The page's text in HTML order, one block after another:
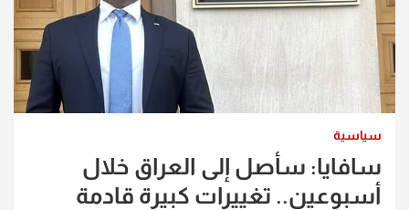
سياسية
سافايا: سأصل إلى العراق خلال
أسبوعين.. تغييرات كبيرة قادمة